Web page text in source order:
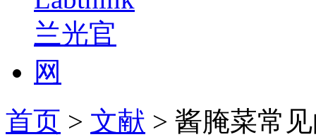
首页 > 文献 > 酱腌菜常